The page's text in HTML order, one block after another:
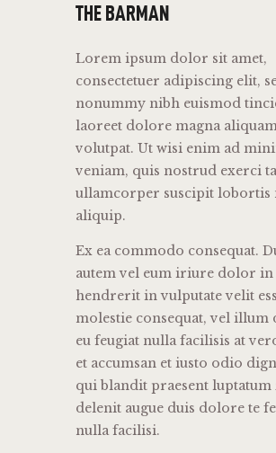
THE BARMAN
Lorem ipsum dolor sit amet,
consectetuer adipiscing elit,
nonummy nibh euismod
laoreet dolore magna
volutpat. Ut wisi enim ad
veniam, quis nostrud exerci
ullamcorper suscipit lobortis
aliquip.
Ex ea commodo consequat.
autem vel eum iriure dolor in
hendrerit in vulputate velit
molestie consequat, vel illum
eu feugiat nulla facilisis at
et accumsan et iusto odio
qui blandit praesent
delenit augue duis dolore te
nulla facilisi.